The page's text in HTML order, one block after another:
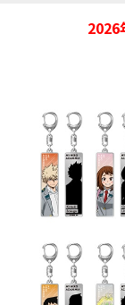
じゅじゅフェ
薬屋のひとり
名探偵コナン
ハイキュー!!
2026